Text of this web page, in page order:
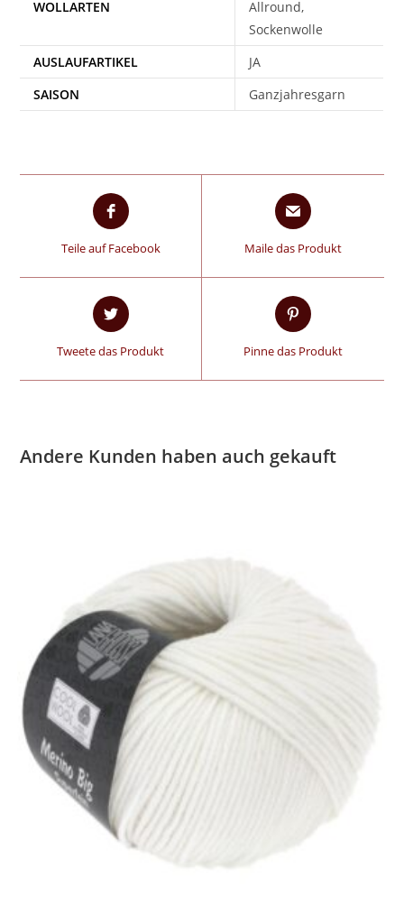
WOLLARTEN
Allround,
Sockenwolle
AUSLAUFARTIKEL
JA
SAISON
Ganzjahresgarn
Teile auf Facebook Maile das Produkt
Tweete das Produkt Pinne das Produkt
Andere Kunden haben auch gekauft